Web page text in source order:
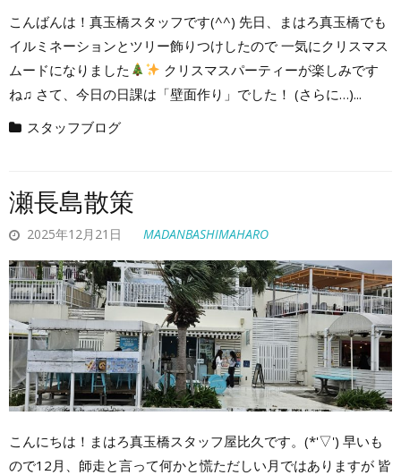
こんばんは！真玉橋スタッフです(^^) 先日、まはろ真玉橋でも
イルミネーションとツリー飾りつけしたので 一気にクリスマス
ムードになりました
クリスマスパーティーが楽しみです
ね♫ さて、今日の日課は「壁面作り」でした！ (さらに…)...
スタッフブログ
瀬長島散策
2025年12月21日 MADANBASHIMAHARO
こんにちは！まはろ真玉橋スタッフ屋比久です。(*'▽') 早いも
ので12月、師走と言って何かと慌ただしい月ではありますが 皆